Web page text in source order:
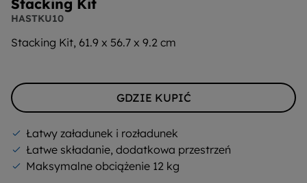
Stacking Kit
HASTKU10
Stacking Kit, 61.9 x 56.7 x 9.2 cm
GDZIE KUPIĆ
Łatwy załadunek i rozładunek
Łatwe składanie, dodatkowa przestrzeń
Maksymalne obciążenie 12 kg